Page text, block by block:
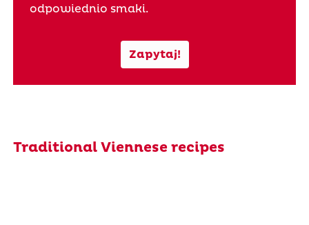
odpowiednio smaki.
Zapytaj!
Traditional Viennese recipes